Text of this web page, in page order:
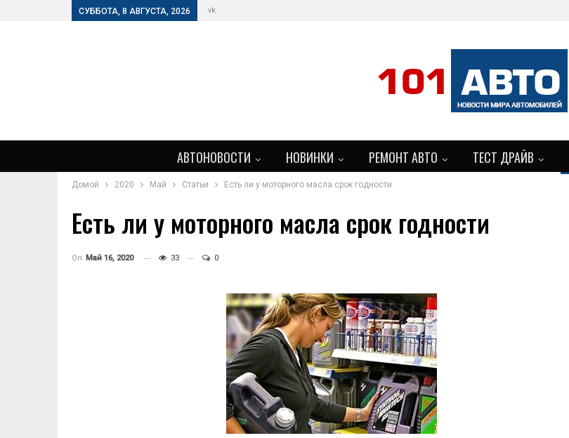
СУББОТА, 8 АВГУСТА, 2026 vk
АВТОНОВОСТИ НОВИНКИ РЕМОНТ АВТО ТЕСТ ДРАЙВ
Домой 2020 Май Статьи Есть ли у моторного масла срок годности
Есть ли у моторного масла срок годности
On Май 16, 2020 33 0